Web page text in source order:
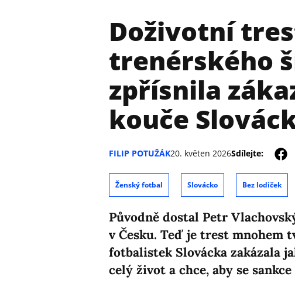
Doživotní
trenérského
zpřísnila
kouče
FILIP POTUŽÁK20. květen 2026Sdílejte:
Ženský fotbal Slovácko Bez lodiček
Původně dostal Petr
v Česku. Teď je trest mnohem
fotbalistek Slovácka zakázala
celý život a chce, aby se